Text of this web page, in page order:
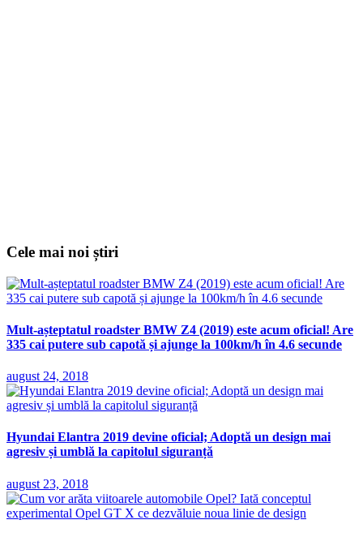
Cele mai noi știri
Mult-așteptatul roadster BMW Z4 (2019) este acum oficial! Are
335 cai putere sub capotă și ajunge la 100km/h în 4.6 secunde
august 24, 2018
Hyundai Elantra 2019 devine oficial; Adoptă un design mai
agresiv și umblă la capitolul siguranță
august 23, 2018